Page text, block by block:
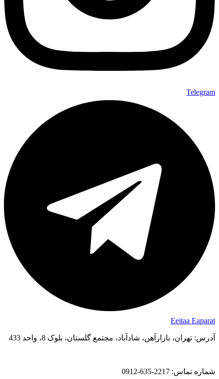
Telegram
Eeitaa Eaparat
آدرس: تهران، بازارآهن، شادآباد، مجتمع گلستان، بلوک 8، واحد 433
شماره تماس: 2217-635-0912